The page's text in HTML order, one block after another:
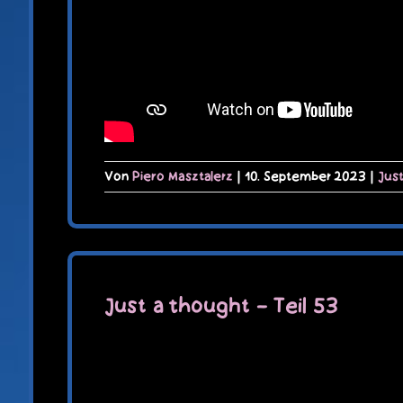
VonPiero Masztalerz | 10. September 2023 |
Just a thought – Teil 53